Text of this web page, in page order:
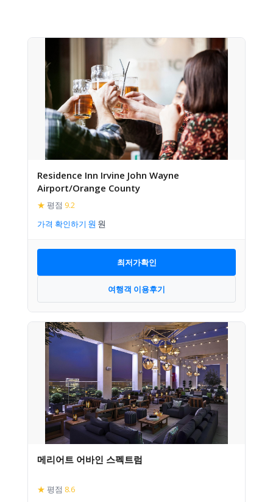
Residence Inn Irvine John Wayne
Airport/Orange County
★ 평점 9.2
가격 확인하기
최저가확인
여행객 이용후기
메리어트 어바인 스펙트럼
★ 평점 8.6